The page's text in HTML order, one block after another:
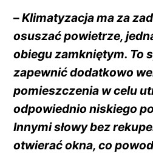
–Klimatyzacja ma za
osuszać powietrze,
obiegu zamkniętym. To
zapewnić dodatkowo
pomieszczenia w celu
odpowiednio niskiego
Innymi słowy bez
otwierać okna, co